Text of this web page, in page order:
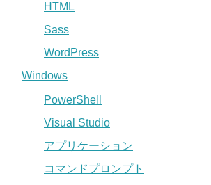
HTML
Sass
WordPress
Windows
PowerShell
Visual Studio
アプリケーション
コマンドプロンプト